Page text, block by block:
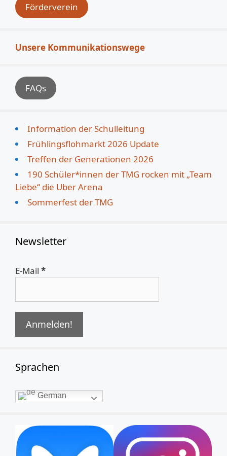
Förderverein
Unsere Kommunikationswege
FAQs
Information der Schulleitung
Frühlingsflohmarkt 2026 Update
Treffen der Generationen 2026
190 Schüler*innen der TMG rocken mit „Team
Liebe“ die Uber Arena
Sommerfest der TMG
Newsletter
E-Mail *
Sprachen
German